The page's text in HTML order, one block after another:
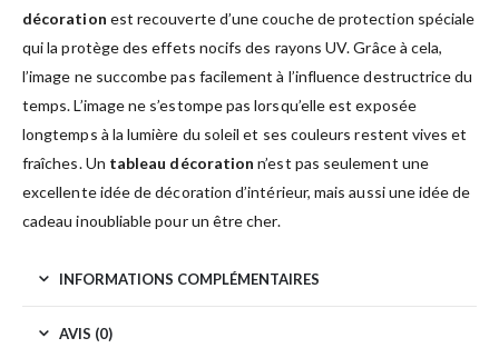
décoration est recouverte d’une couche de protection spéciale
qui la protège des effets nocifs des rayons UV. Grâce à cela,
l’image ne succombe pas facilement à l’influence destructrice du
temps. L’image ne s’estompe pas lorsqu’elle est exposée
longtemps à la lumière du soleil et ses couleurs restent vives et
fraîches. Un tableau décoration n’est pas seulement une
excellente idée de décoration d’intérieur, mais aussi une idée de
cadeau inoubliable pour un être cher.
INFORMATIONS COMPLÉMENTAIRES
AVIS (0)